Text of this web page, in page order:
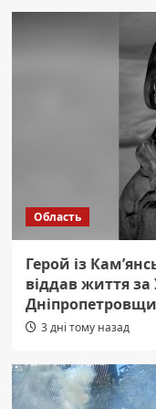
Область
Герой із
віддав життя за
3 дні тому назад